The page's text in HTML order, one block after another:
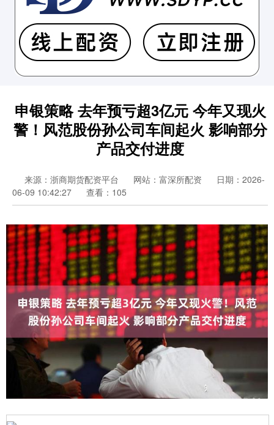
申银策略 去年预亏超3亿元 今年又现火
警！风范股份孙公司车间起火 影响部分
产品交付进度
来源：浙商期货配资平台 网站：富深所配资
日期：2026-
06-09 10:42:27
查看：105